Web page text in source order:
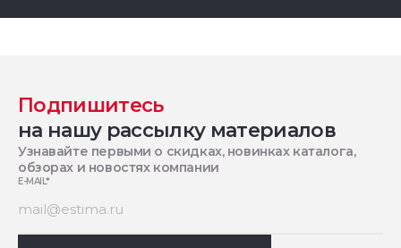
Подпишитесь
на нашу рассылку материалов
Узнавайте первыми о скидках, новинках каталога,
обзорах и новостях компании
E-MAIL*